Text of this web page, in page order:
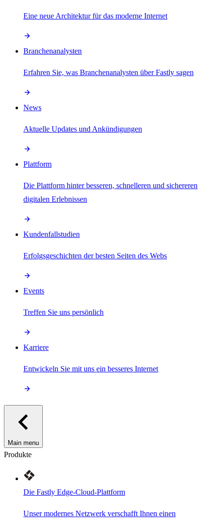
Eine neue Architektur für das moderne Internet
Branchenanalysten
Erfahren Sie, was Branchenanalysten über Fastly sagen
News
Aktuelle Updates und Ankündigungen
Plattform
Die Plattform hinter besseren, schnelleren und sichereren
digitalen Erlebnissen
Kundenfallstudien
Erfolgsgeschichten der besten Seiten des Webs
Events
Treffen Sie uns persönlich
Karriere
Entwickeln Sie mit uns ein besseres Internet
Main menu
Produkte
Die Fastly Edge-Cloud-Plattform
Unser modernes Netzwerk verschafft Ihnen einen